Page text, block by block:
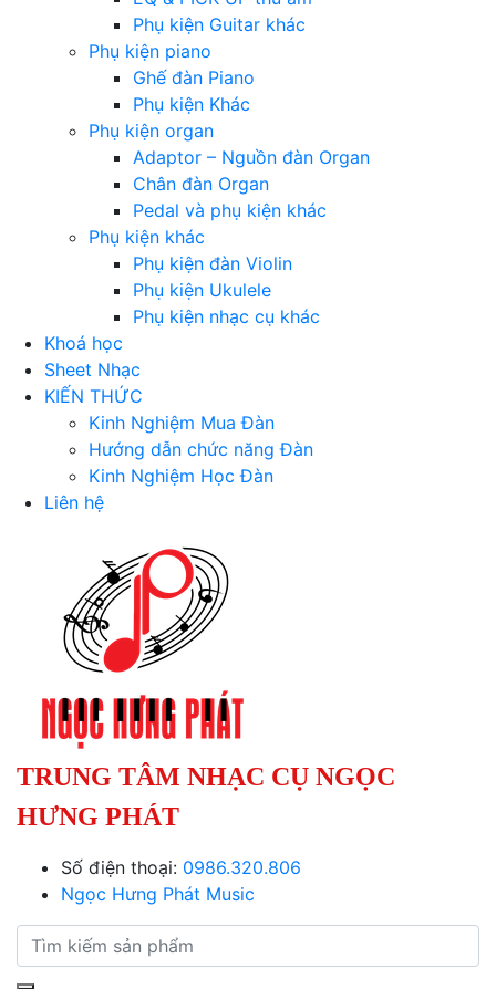
Phụ kiện Guitar khác
Phụ kiện piano
Ghế đàn Piano
Phụ kiện Khác
Phụ kiện organ
Adaptor – Nguồn đàn Organ
Chân đàn Organ
Pedal và phụ kiện khác
Phụ kiện khác
Phụ kiện đàn Violin
Phụ kiện Ukulele
Phụ kiện nhạc cụ khác
Khoá học
Sheet Nhạc
KIẾN THỨC
Kinh Nghiệm Mua Đàn
Hướng dẫn chức năng Đàn
Kinh Nghiệm Học Đàn
Liên hệ
TRUNG TÂM NHẠC CỤ NGỌC
HƯNG PHÁT
Số điện thoại: 0986.320.806
Ngọc Hưng Phát Music